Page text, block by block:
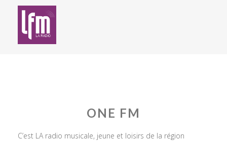
ONE FM
C’est LA radio musicale, jeune et loisirs de la région